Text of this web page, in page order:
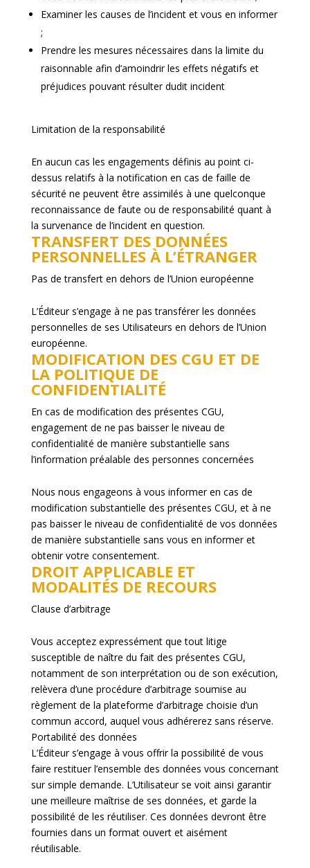
Examiner les causes de l’incident et vous en informer
;
Prendre les mesures nécessaires dans la limite du
raisonnable afin d’amoindrir les effets négatifs et
préjudices pouvant résulter dudit incident
Limitation de la responsabilité
En aucun cas les engagements définis au point ci-
dessus relatifs à la notification en cas de faille de
sécurité ne peuvent être assimilés à une quelconque
reconnaissance de faute ou de responsabilité quant à
la survenance de l’incident en question.
TRANSFERT DES DONNÉES
PERSONNELLES À L’ÉTRANGER
Pas de transfert en dehors de l’Union européenne
L’Éditeur s’engage à ne pas transférer les données
personnelles de ses Utilisateurs en dehors de l’Union
européenne.
MODIFICATION DES CGU ET DE
LA POLITIQUE DE
CONFIDENTIALITÉ
En cas de modification des présentes CGU,
engagement de ne pas baisser le niveau de
confidentialité de manière substantielle sans
l’information préalable des personnes concernées
Nous nous engageons à vous informer en cas de
modification substantielle des présentes CGU, et à ne
pas baisser le niveau de confidentialité de vos données
de manière substantielle sans vous en informer et
obtenir votre consentement.
DROIT APPLICABLE ET
MODALITÉS DE RECOURS
Clause d’arbitrage
Vous acceptez expressément que tout litige
susceptible de naître du fait des présentes CGU,
notamment de son interprétation ou de son exécution,
relèvera d’une procédure d’arbitrage soumise au
règlement de la plateforme d’arbitrage choisie d’un
commun accord, auquel vous adhérerez sans réserve.
Portabilité des données
L’Éditeur s’engage à vous offrir la possibilité de vous
faire restituer l’ensemble des données vous concernant
sur simple demande. L’Utilisateur se voit ainsi garantir
une meilleure maîtrise de ses données, et garde la
possibilité de les réutiliser. Ces données devront être
fournies dans un format ouvert et aisément
réutilisable.